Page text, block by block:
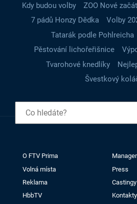
Kdy budou volby
ZOO Nové
7 pádů Honzy Dědka
Volby
Tatarák podle Pohlreicha
Pěstování lichořeřišnice
Tvarohové knedlíky
Švestkový
O FTV Prima
Volná místa
Press
Reklama
HbbTV
Kontakty